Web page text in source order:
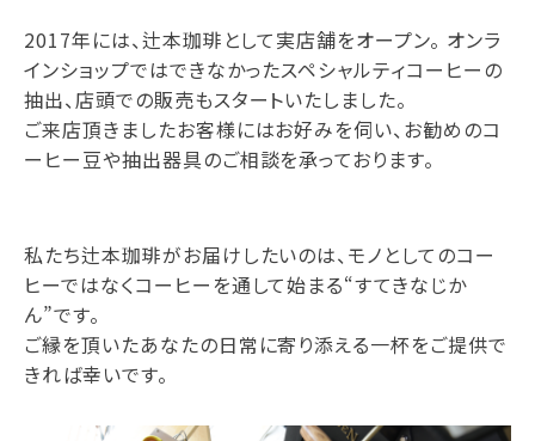
2017年には、辻本珈琲として実店舗をオープン。 オンラ
インショップではできなかったスペシャルティコーヒーの
抽出、店頭での販売もスタートいたしました。
ご来店頂きましたお客様にはお好みを伺い、お勧めのコ
ーヒー豆や抽出器具のご相談を承っております。
私たち辻本珈琲がお届けしたいのは、モノとしてのコー
ヒーではなくコーヒーを通して始まる“すてきなじか
ん”です。
ご縁を頂いたあなたの日常に寄り添える一杯をご提供で
きれば幸いです。